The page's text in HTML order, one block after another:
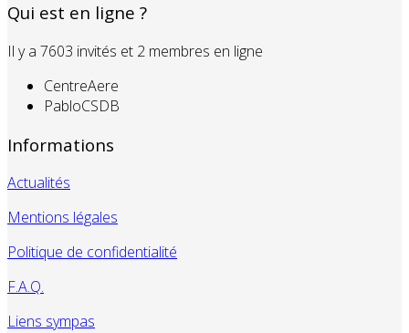
Qui est en ligne ?
Il y a 7603 invités et 2 membres en ligne
CentreAere
PabloCSDB
Informations
Actualités
Mentions légales
Politique de confidentialité
F.A.Q.
Liens sympas